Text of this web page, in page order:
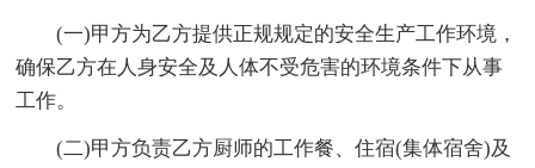
(一)甲方为乙方提供正规规定的安全生产工作环境，
确保乙方在人身安全及人体不受危害的环境条件下从事
工作。
(二)甲方负责乙方厨师的工作餐、住宿(集体宿舍)及